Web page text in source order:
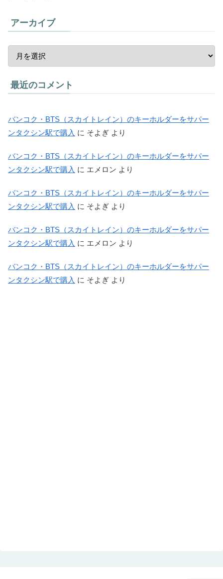
アーカイブ
最近のコメント
バンコク・BTS（スカイトレイン）のキーホルダーをサパー
ンタクシン駅で購入 に そよぎ より
バンコク・BTS（スカイトレイン）のキーホルダーをサパー
ンタクシン駅で購入 に エメロン より
バンコク・BTS（スカイトレイン）のキーホルダーをサパー
ンタクシン駅で購入 に そよぎ より
バンコク・BTS（スカイトレイン）のキーホルダーをサパー
ンタクシン駅で購入 に エメロン より
バンコク・BTS（スカイトレイン）のキーホルダーをサパー
ンタクシン駅で購入 に そよぎ より